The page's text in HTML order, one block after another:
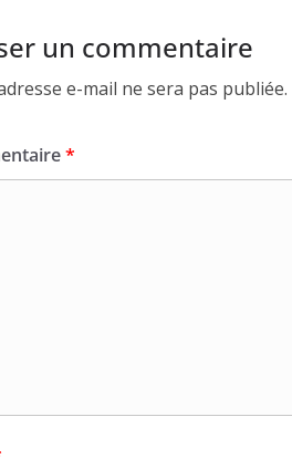
un commentaire
e-mail ne sera pas publiée.
*